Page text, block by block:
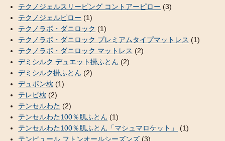
テクノジェルスリーピング コントアーピロー (3)
テクノジェルピロー (1)
テクノラボ・ダニロック (1)
テクノラボ・ダニロック プレミアムタイプマットレス (1)
テクノラボ・ダニロック マットレス (2)
デミシルク デュエット掛ふとん (2)
デミシルク掛ふとん (2)
デュポン枕 (1)
テレビ枕 (2)
テンセルわた (2)
テンセルわた100％肌ふとん (1)
テンセルわた100％肌ふとん「マシュマロケット」
(1)
テンピュール フトンオールシーズンズ (3)